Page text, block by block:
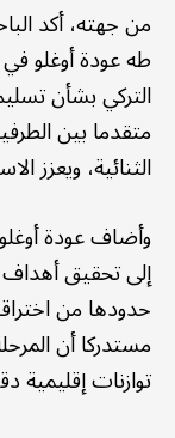
من جهته، أكد
طه عودة أوغلو
التركي بشأن
متقدما بين
الثنائية، ويعزز
وأضاف عودة
إلى تحقيق
حدودها من
مستدركا أن
توازنات إقليمية